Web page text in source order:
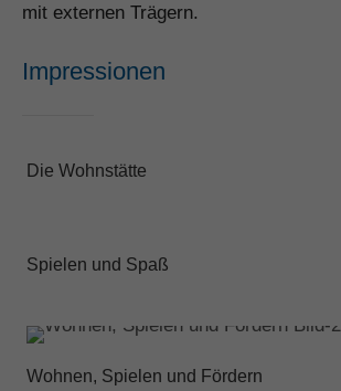
mit externen Trägern.
Impressionen
Die Wohnstätte
Spielen und Spaß
Wohnen, Spielen und Fördern